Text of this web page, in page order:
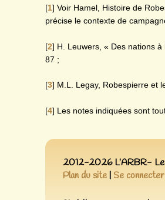
[1]Voir Hamel, Histoire de
précise le contexte de
[2] H. Leuwers, « Des nations à
87 ;
[3] M.L. Legay, Robespierre et
[4] Les notes indiquées sont
2012-2026 L’ARBR-
Plan du site| Se connecter